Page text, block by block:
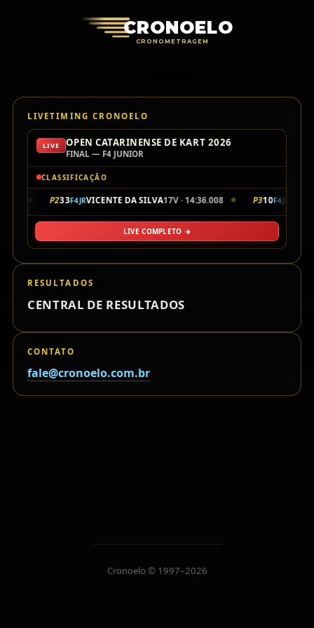
CRONOELO
CRONOMETRAGEM
LIVETIMING CRONOELO
LIVE OPEN CATARINENSE DE KART 2026
FINAL — F4 JUNIOR
CLASSIFICAÇÃO
P233F4JRVICENTE DA SILVA17V · 14:36.008 ◆ P310F4JR
LIVE COMPLETO →
RESULTADOS
CENTRAL DE RESULTADOS
CONTATO
fale@cronoelo.com.br
Cronoelo © 1997–2026